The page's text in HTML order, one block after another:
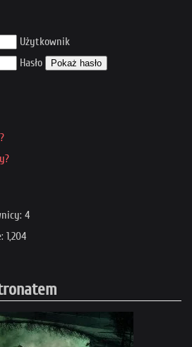
Użytkownik
Hasło
Pokaż hasło
4
1,204